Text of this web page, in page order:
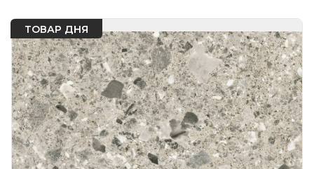
ТОВАР ДНЯ